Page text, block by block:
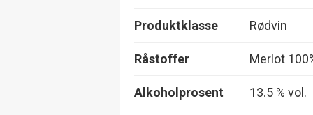
Produktklasse Rødvin
Råstoffer Merlot
Alkoholprosent 13.5 % vol.